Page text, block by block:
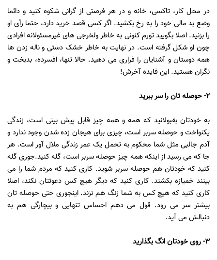
در محل کار، تاکسی، خانه و در هر فرصتی از گرانی شکوه کنید و دائما
وضع بد مالی خود را به رخ بکشید. اگر کسی قصد خرید دارد، حتما رأی او
را بزنید. اصلا بگویید تورم کنونی به خاطر ولخرجی های غیرمسئولانه افرادی
چون او شکل گرفته است. در نهایت به خاطر خشک دستی و ناله زدن ها
همه دوستان و آشنایان را فراری می دهید. حالا تنها، افسرده، بدبخت و
نگران هستید. این فایده آخرش!
2- حوصله تان را سر ببرید
به خودتان بقبولانید که همه و همه چیز قابل پیش بینی است، زندگی
یکنواخت و حوصله سربر است، چیزی برای هیجان زده شدن وجود ندارد و
آدم جالبی مثل شما محکوم به تحمل یک عمر زندگی ملال آور است. هر
جا که می رسید از اینکه همه چیز حوصله سربر است، گله کنید.جوری گله
کنید که خودتان هم حوصله سربر شوید. کاری کنید که مردم شما را می
بینند خمیازه بکشند. کاری کنید که دیگر هیچ کس دعوتتان نکند، اصلا
کاری کنید که هیچ کس به شما زنگ هم نزند. اینجوری حتی حوصله تان
بیشتر سر می رود. قول می دهم احساس تنهایی و بیچارگی هم به
دنبالش می آید.
3- روی خودتان انگ بگذارید